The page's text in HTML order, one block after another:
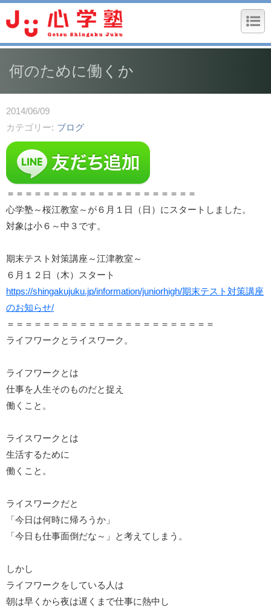
何のために働くか
2014/06/09
カテゴリー
ブログ
＝＝＝＝＝＝＝＝＝＝＝＝＝＝＝＝＝＝＝＝＝
心学塾～桜江教室～が６月１日（日）にスタートしました。
対象は小６～中３です。
期末テスト対策講座～江津教室～
６月１２日（木）スタート
https://shingakujuku.jp/information/juniorhigh/期末テスト対策講座
のお知らせ/
＝＝＝＝＝＝＝＝＝＝＝＝＝＝＝＝＝＝＝＝＝＝＝
ライフワークとライスワーク。
ライフワークとは
仕事を人生そのものだと捉え
働くこと。
ライスワークとは
生活するために
働くこと。
ライスワークだと
「今日は何時に帰ろうか」
「今日も仕事面倒だな～」と考えてしまう。
しかし
ライフワークをしている人は
朝は早くから夜は遅くまで仕事に熱中し